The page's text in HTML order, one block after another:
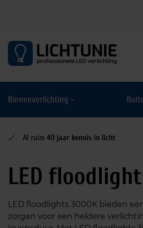
Binnenverlichting
Al ruim 40 jaar kennis in licht
LED
LED floodlights 3000K bieden
zorgen voor een heldere